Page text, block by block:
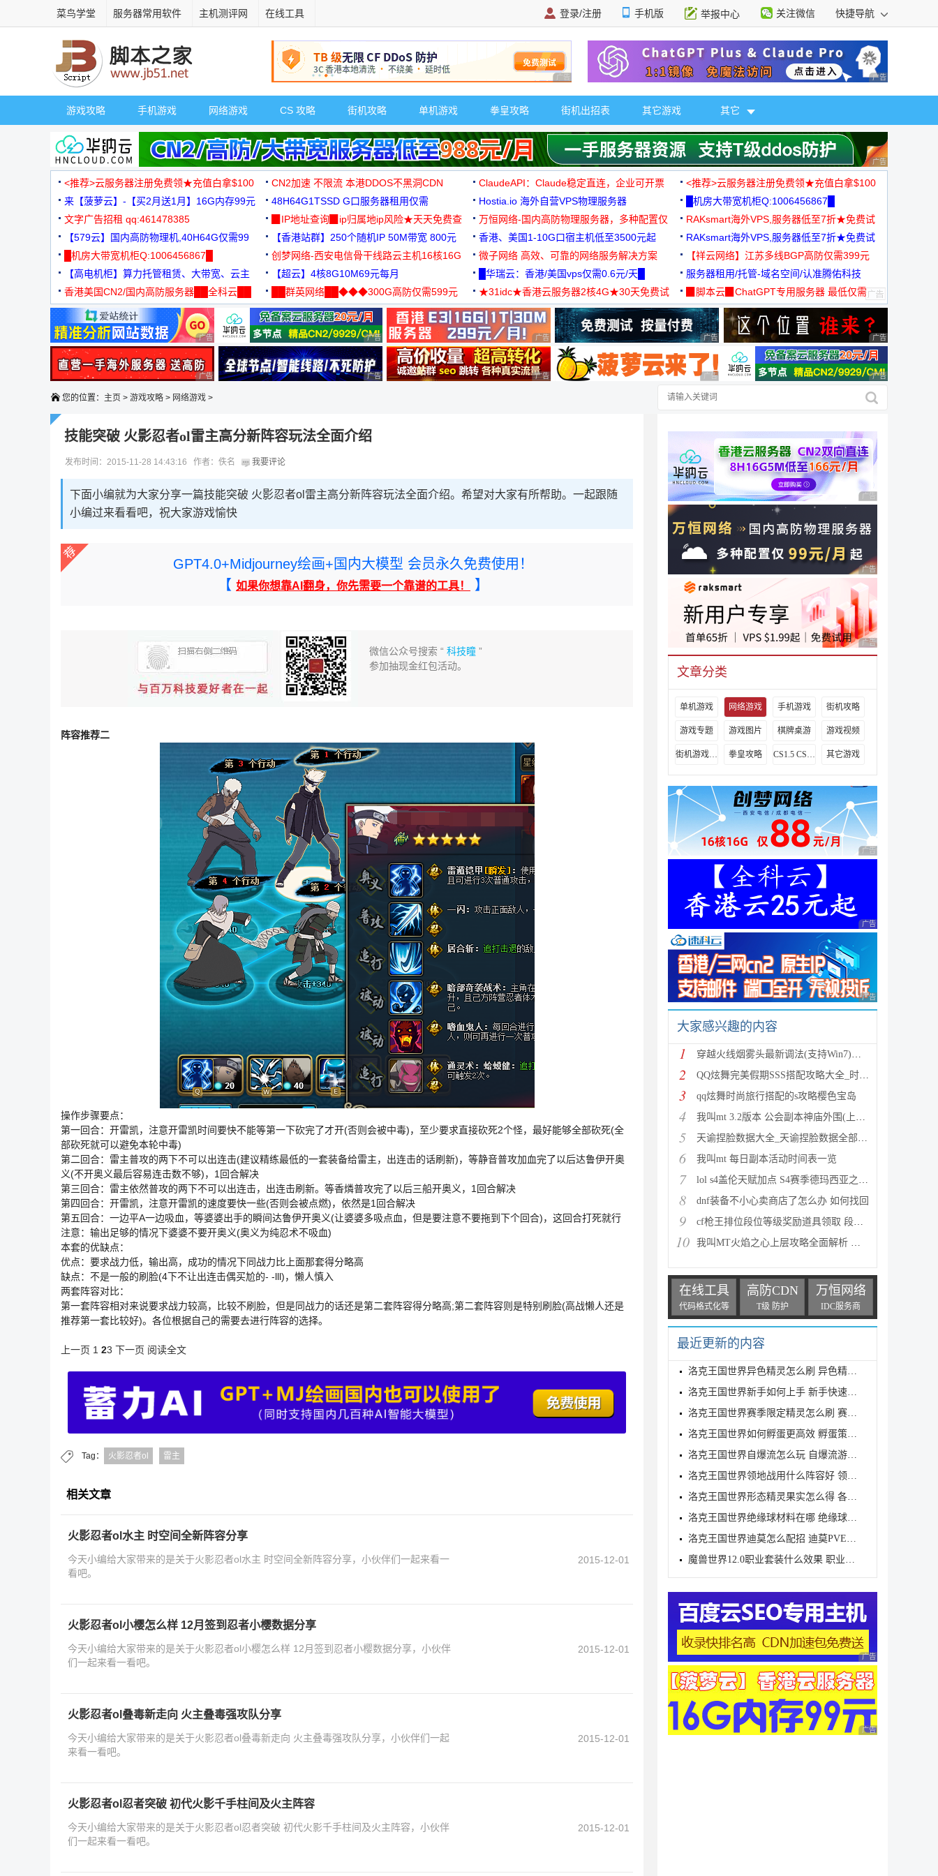
菜鸟学堂 服务器常用软件 主机测评网 在线工具 登录/注册 手机版 举报中心 关注微信 快捷导航
广告 商业广告，理性选择 广告 商业广告，理
游戏攻略 手机游戏 网络游戏 CS 攻略 街机攻略 单机游戏 拳皇攻略 街机出招表 其它游戏 其它
广告 商业广告，理
<推荐>云服务器注册免费领★充值白拿$100 CN2加速 不限流 本港DDOS不黑洞CDN ClaudeAPI：Claude稳定直连，企业可开票
<推荐>云服务器注册免费领★充值白拿$100
来【菠萝云】-【买2月送1月】16G内存99元
48H64G1TSSD G口服务器租用仅需
3000+可免费测试
Hostia.io 海外自营VPS物理服务器
█机房大带宽机柜Q:1006456867█
文字广告招租 qq:461478385
▉IP地址查询▉ip归属地ip风险★天天免费查
万恒网络-国内高防物理服务器，多种配置仅
99元/月起
RAKsmart海外VPS,服务器低至7折★免费试
用★
【579云】国内高防物理机,40H64G仅需99
元
【香港站群】250个随机IP 50M带宽 800元 香港、美国1-10G口宿主机低至3500元起
RAKsmart海外VPS,服务器低至7折★免费试
用★
█机房大带宽机柜Q:1006456867█
创梦网络-西安电信骨干线路云主机16核16G
88元/月
微子网络 高效、可靠的网络服务解决方案
【祥云网络】江苏多线BGP高防仅需399元
【高电机柜】算力托管租赁、大带宽、云主
机
【超云】4核8G10M69元每月 █华瑞云：香港/美国vps仅需0.6元/天█
服务器租用/托管-域名空间/认准腾佑科技
香港美国CN2/国内高防服务器██全科云██
██群英网络██◆◆◆300G高防仅需599元
◆◆◆
★31idc★香港云服务器2核4G★30天免费试
用◆
▉脚本云▉ChatGPT专用服务器 最低仅需
19元/月
广告 商业广告，理性选择 广告 商业广告，理性选择 广告 商业广告，理性选择 广告 商业广告，理性选择 广告 商业广告，理
广告 商业广告，理性选择 广告 商业广告，理性选择 广告 商业广告，理性选择 广告 商业广告，理性选择 广告 商业广告，理
您的位置： 主页 > 游戏攻略 > 网络游戏 >
技能突破 火影忍者ol雷主高分新阵容玩法全面介绍
发布时间：2015-11-28 14:43:16 作者：佚名 我要评论
下面小编就为大家分享一篇技能突破 火影忍者ol雷主高分新阵容玩法全面介绍。希望对大家有所帮助。一起跟随
小编过来看看吧，祝大家游戏愉快
GPT4.0+Midjourney绘画+国内大模型 会员永久免费使用！
【 如果你想靠AI翻身，你先需要一个靠谱的工具！ 】
微信公众号搜索 “科技瞳 ”
参加抽现金红包活动。
阵容推荐二
操作步骤要点：
第一回合：开雷凯，注意开雷凯时间要快不能等第一下砍完了才开(否则会被中毒)，至少要求直接砍死2个怪，最好能够全部砍死(全
部砍死就可以避免本轮中毒)
第二回合：雷主普攻的两下不可以出连击(建议精练最低的一套装备给雷主，出连击的话刷新)，等静音普攻加血完了以后达鲁伊开奥
义(不开奥义最后容易连击数不够)，1回合解决
第三回合：雷主依然普攻的两下不可以出连击，出连击刷新。等香燐普攻完了以后三船开奥义，1回合解决
第四回合：开雷凯，注意开雷凯的速度要快一些(否则会被点燃)，依然是1回合解决
第五回合：一边平A一边吸血，等婆婆出手的瞬间达鲁伊开奥义(让婆婆多吸点血，但是要注意不要拖到下个回合)，这回合打死就行
注意：输出足够的情况下婆婆不要开奥义(奥义为纯忍术不吸血)
本套的优缺点：
优点：要求战力低，输出高，成功的情况下同战力比上面那套得分略高
缺点：不是一般的刷脸(4下不让出连击偶买尬的- -lll)，懒人慎入
两套阵容对比：
第一套阵容相对来说要求战力较高，比较不刷脸，但是同战力的话还是第二套阵容得分略高;第二套阵容则是特别刷脸(高战懒人还是
推荐第一套比较好)。各位根据自己的需要去进行阵容的选择。
上一页 1 23 下一页 阅读全文
Tag： 火影忍者ol 雷主
相关文章
火影忍者ol水主 时空间全新阵容分享
今天小编给大家带来的是关于火影忍者ol水主 时空间全新阵容分享，小伙伴们一起来看一
看吧。
2015-12-01
火影忍者ol小樱怎么样 12月签到忍者小樱数据分享
今天小编给大家带来的是关于火影忍者ol小樱怎么样 12月签到忍者小樱数据分享，小伙伴
们一起来看一看吧。
2015-12-01
火影忍者ol叠毒新走向 火主叠毒强攻队分享
今天小编给大家带来的是关于火影忍者ol叠毒新走向 火主叠毒强攻队分享，小伙伴们一起
来看一看吧。
2015-12-01
火影忍者ol忍者突破 初代火影千手柱间及火主阵容
今天小编给大家带来的是关于火影忍者ol忍者突破 初代火影千手柱间及火主阵容，小伙伴
们一起来看一看吧。
2015-12-01
广告 商业广告，理性
广告 商业广告，理性
广告 商业广告，理性
文章分类
单机游戏 网络游戏 手机游戏 街机攻略
游戏专题 游戏图片 棋牌桌游 游戏视频
街机游戏出招表 拳皇攻略 CS1.5 CS1.6攻略 其它游戏
广告 商业广告，理性
广告 商业广告，理性
广告 商业广告，理性
大家感兴趣的内容
1 穿越火线烟雾头最新调法(支持Win7)图文攻略
2 QQ炫舞完美假期SSS搭配攻略大全_时尚旅行完美假期1-15
3 qq炫舞时尚旅行搭配的s攻略樱色宝岛
4 我叫mt 3.2版本 公会副本神庙外围(上层)攻略心得
5 天谕捏脸数据大全_天谕捏脸数据全部汇总
6 我叫mt 每日副本活动时间表一览
7 lol s4盖伦天赋加点 S4赛季德玛西亚之力符文与出装推
8 dnf装备不小心卖商店了怎么办 如何找回
9 cf枪王排位段位等级奖励道具领取 段位等级奖励大全
10 我叫MT火焰之心上层攻略全面解析 挑战拉格罗斯
在线工具
代码格式化等
高防CDN
T级 防护
万恒网络
IDC服务商
最近更新的内容
洛克王国世界异色精灵怎么刷 异色精灵高效刷取指南
洛克王国世界新手如何上手 新手快速入门教学
洛克王国世界赛季限定精灵怎么刷 赛季限定奇遇精灵刷
洛克王国世界如何孵蛋更高效 孵蛋策略分享
洛克王国世界自爆流怎么玩 自爆流游玩心得
洛克王国世界领地战用什么阵容好 领地战速通阵容推荐
洛克王国世界形态精灵果实怎么得 各形态精灵果实获取
洛克王国世界绝缘球材料在哪 绝缘球材料收集线路攻略
洛克王国世界迪莫怎么配招 迪莫PVE与PVP配招推荐
魔兽世界12.0职业套装什么效果 职业套装一览
广告 商业广告，理性
广告 商业广告，理性